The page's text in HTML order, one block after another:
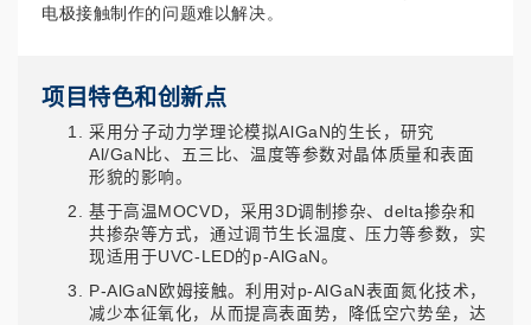
电极接触制作的问题难以解决。
项目特色和创新点
采用分子动力学理论模拟AlGaN的生长，研究
Al/GaN比、五三比、温度等参数对晶体质量和表面
形貌的影响。
基于高温MOCVD，采用3D调制掺杂、delta掺杂和
共掺杂等方式，通过调节生长温度、压力等参数，实
现适用于UVC-LED的p-AlGaN。
P-AlGaN欧姆接触。利用对p-AlGaN表面氮化技术，
减少本征氧化，从而提高表面势，降低空穴势垒，达